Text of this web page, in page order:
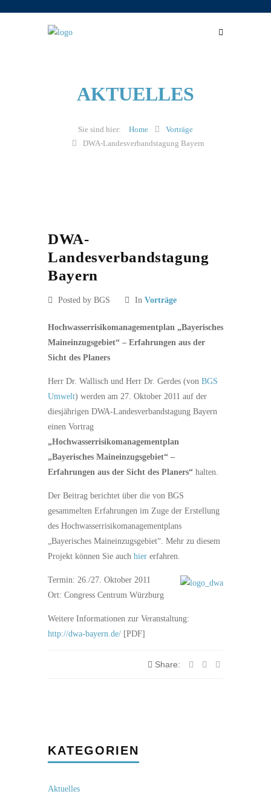
AKTUELLES
Home
Vorträge
DWA-Landesverbandstagung Bayern
DWA-
Landesverbandstagung
Bayern
Posted by BGS In Vorträge
Hochwasserrisikomanagementplan „Bayerisches
Maineinzugsgebiet“ – Erfahrungen aus der
Sicht des Planers
Herr Dr. Wallisch und Herr Dr. Gerdes (von BGS
Umwelt) werden am 27. Oktober 2011 auf der
diesjährigen DWA-Landesverbandstagung Bayern
einen Vortrag
„Hochwasserrisikomanagementplan
„Bayerisches Maineinzugsgebiet“ –
Erfahrungen aus der Sicht des Planers“ halten.
Der Beitrag berichtet über die von BGS
gesammelten Erfahrungen im Zuge der Erstellung
des Hochwasserrisikomanagementplans
„Bayerisches Maineinzugsgebiet“. Mehr zu diesem
Projekt können Sie auch hier erfahren.
Termin: 26./27. Oktober 2011
Ort: Congress Centrum Würzburg
Weitere Informationen zur Veranstaltung:
http://dwa-bayern.de/ [PDF]
Share:
KATEGORIEN
Aktuelles